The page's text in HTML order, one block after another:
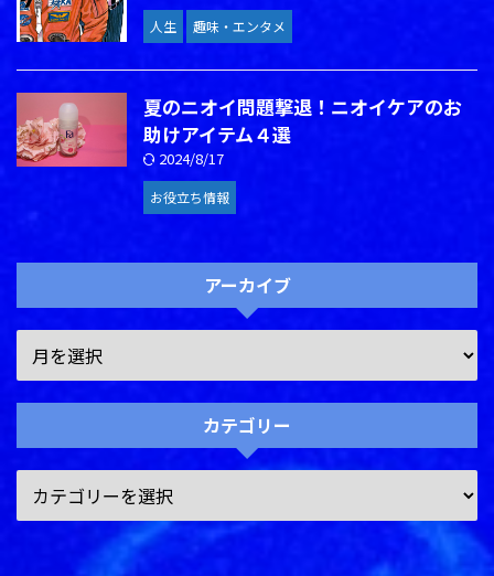
人生 趣味・エンタメ
夏のニオイ問題撃退！ニオイケアのお
助けアイテム４選
2024/8/17
お役立ち情報
アーカイブ
カテゴリー